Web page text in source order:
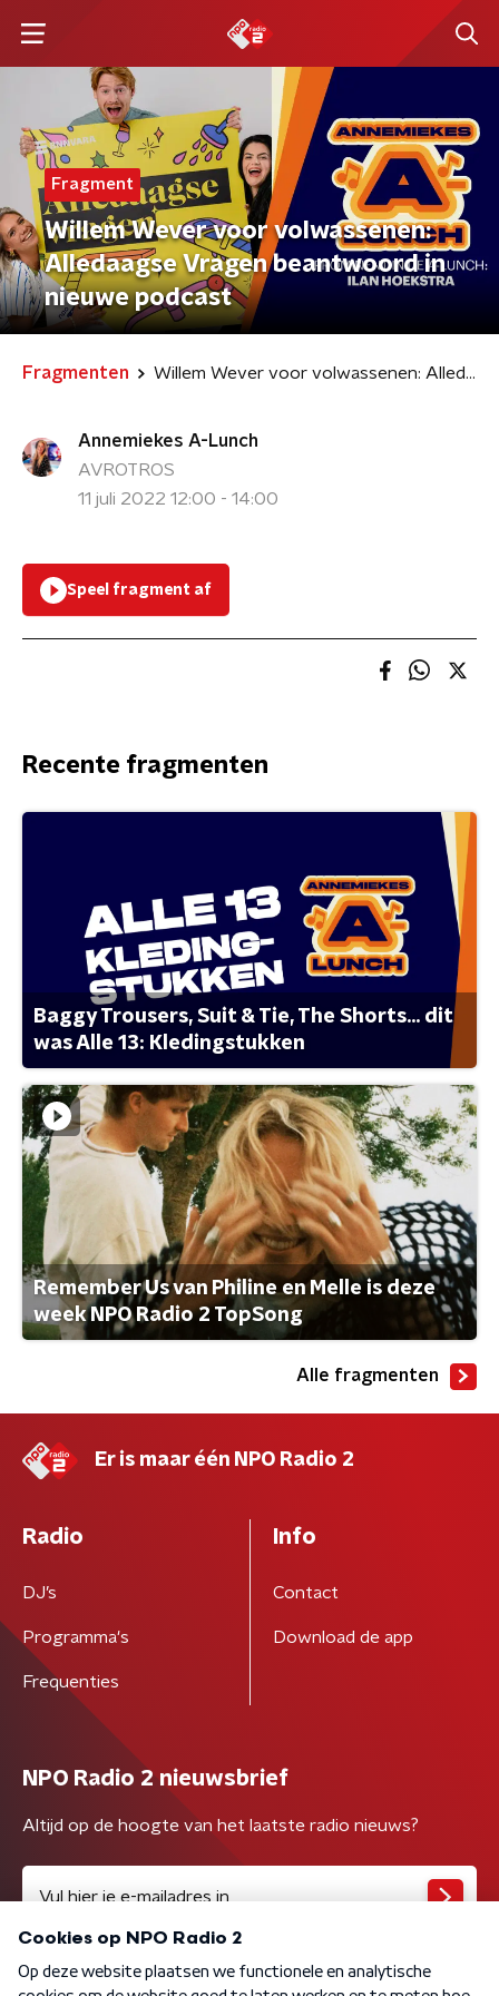
Fragment
Willem Wever voor volwassenen:
Alledaagse Vragen beantwoord in
nieuwe podcast
Fragmenten Willem Wever voor volwassenen: Alledaagse Vragen beantwoord in nieuwe podcast
Annemiekes A-Lunch
AVROTROS
11 juli 2022 12:00 - 14:00
Speel fragment af
Recente fragmenten
Baggy Trousers, Suit & Tie, The Shorts... dit
was Alle 13: Kledingstukken
Remember Us van Philine en Melle is deze
week NPO Radio 2 TopSong
Alle fragmenten
Er is maar één NPO Radio 2
Radio
DJ’s
Programma's
Frequenties
Info
Contact
Download de app
NPO Radio 2 nieuwsbrief
Altijd op de hoogte van het laatste radio nieuws?